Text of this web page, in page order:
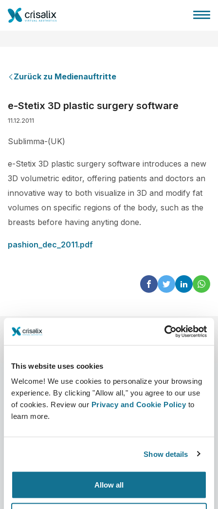
This website uses cookies
Welcome! We use cookies to personalize your browsing
experience. By clicking "Allow all," you agree to our use
of cookies. Review our Privacy and Cookie Policy to
learn more.
Show details
Allow all
Bewertungen von Patienten
Zurück zu Medienauftritte
e-Stetix 3D plastic surgery software
11.12.2011
Sublimma-(UK)
e-Stetix 3D plastic surgery software introduces a new
3D volumetric editor, offering patients and doctors an
innovative way to both visualize in 3D and modify fat
volumes on specific regions of the body, such as the
breasts before having anyting done.
pashion_dec_2011.pdf
Unternehmen
Über uns
Veranstaltungen
Chirurgen
Bewertungen von Patienten
Customer Stories